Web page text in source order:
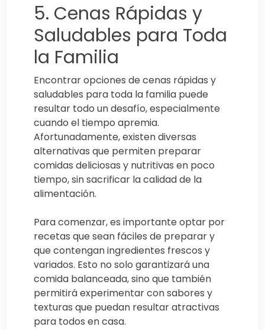
5. Cenas Rápidas y
Saludables para Toda
la Familia
Encontrar opciones de cenas rápidas y
saludables para toda la familia puede
resultar todo un desafío, especialmente
cuando el tiempo apremia.
Afortunadamente, existen diversas
alternativas que permiten preparar
comidas deliciosas y nutritivas en poco
tiempo, sin sacrificar la calidad de la
alimentación.
Para comenzar, es importante optar por
recetas que sean fáciles de preparar y
que contengan ingredientes frescos y
variados. Esto no solo garantizará una
comida balanceada, sino que también
permitirá experimentar con sabores y
texturas que puedan resultar atractivas
para todos en casa.